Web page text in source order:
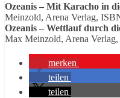
Ozeanis – Mit Karacho in
Meinzold, Arena Verlag,
Ozeanis – Wettlauf durch
Max Meinzold, Arena
merken
teilen
teilen